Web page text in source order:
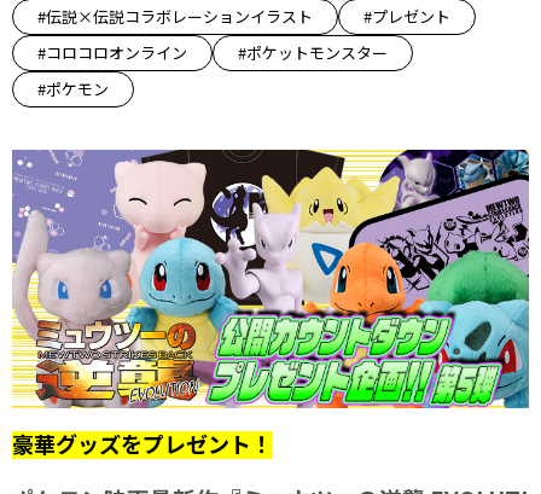
#伝説×伝説コラボレーションイラスト
#プレゼント
#コロコロオンライン
#ポケットモンスター
#ポケモン
豪華グッズをプレゼント！